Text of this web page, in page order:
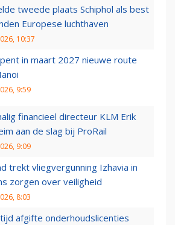
tweede plaats Schiphol als best
Europese luchthaven
10:37
in maart 2027 nieuwe route
9:59
financieel directeur KLM Erik
aan de slag bij ProRail
9:09
trekt vliegvergunning Izhavia in
zorgen over veiligheid
8:03
afgifte onderhoudslicenties